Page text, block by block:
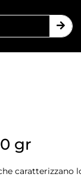
gr
caratterizzano